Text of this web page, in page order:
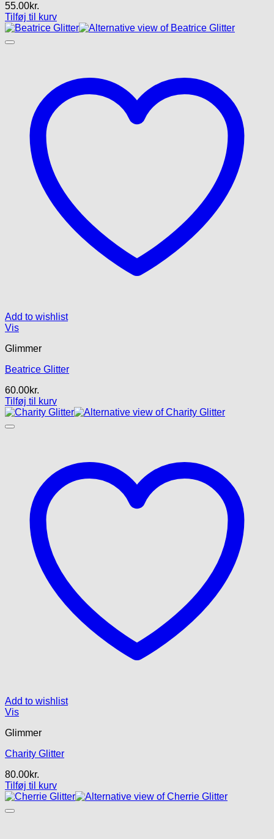
55.00kr.
Tilføj til kurv
Add to wishlist
Vis
Glimmer
Beatrice Glitter
60.00kr.
Tilføj til kurv
Add to wishlist
Vis
Glimmer
Charity Glitter
80.00kr.
Tilføj til kurv